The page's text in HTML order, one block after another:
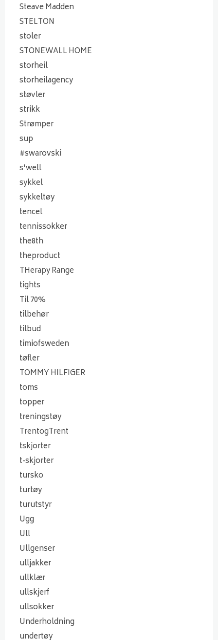
Steave Madden
STELTON
stoler
STONEWALL HOME
storheil
storheilagency
støvler
strikk
Strømper
sup
#swarovski
s'well
sykkel
sykkeltøy
tencel
tennissokker
the8th
theproduct
THerapy Range
tights
Til 70%
tilbehør
tilbud
timiofsweden
tøfler
TOMMY HILFIGER
toms
topper
treningstøy
TrentogTrent
tskjorter
t-skjorter
tursko
turtøy
turutstyr
Ugg
Ull
Ullgenser
ulljakker
ullklær
ullskjerf
ullsokker
Underholdning
undertøy